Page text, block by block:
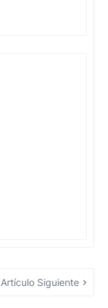
Artículo Siguiente